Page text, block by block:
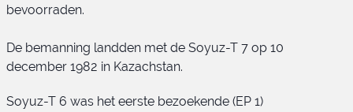
bevoorraden.
De bemanning landden met de Soyuz-T 7 op 10
december 1982 in Kazachstan.
Soyuz-T 6 was het eerste bezoekende (EP 1)